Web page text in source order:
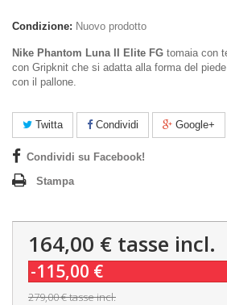
Condizione: Nuovo prodotto
Nike Phantom Luna II Elite FG tomaia con
con Gripknit che si adatta alla forma del
con il pallone.
Twitta Condividi Google+
Condividi su Facebook!
Stampa
164,00 € tasse incl.
-115,00 €
279,00 €tasse incl.